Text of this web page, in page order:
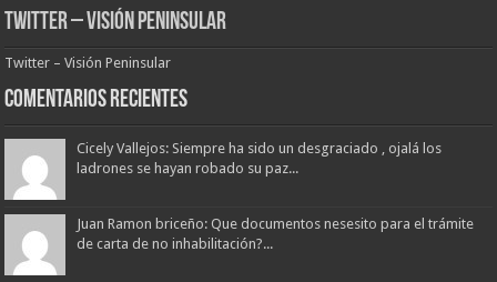
Twitter – Visión Peninsular
Twitter – Visión Peninsular
Comentarios Recientes
Cicely Vallejos: Siempre ha sido un desgraciado , ojalá los
ladrones se hayan robado su paz...
Juan Ramon briceño: Que documentos nesesito para el trámite
de carta de no inhabilitación?...